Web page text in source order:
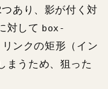
あり、影が付く対
対して box-
ンクの矩形（イン
まうため、狙った